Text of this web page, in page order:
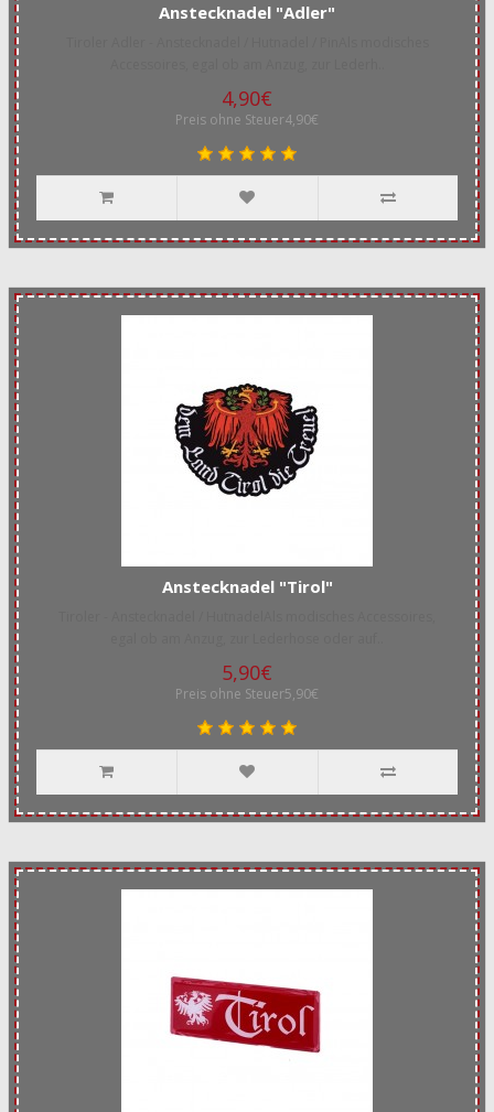
Anstecknadel "Adler"
4,90€
Preis ohne Steuer4,90€
Anstecknadel "Tirol"
5,90€
Preis ohne Steuer5,90€